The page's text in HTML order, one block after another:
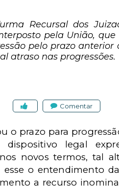
Recursal dos
pela União,
pelo prazo anterior
atraso nas progressões.
Comentar
o prazo para
legal
novos termos, tal
o entendimento
a recurso